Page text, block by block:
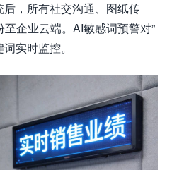
，所有社交沟通、图纸传
企业云端。AI敏感词预警对”
实时监控。